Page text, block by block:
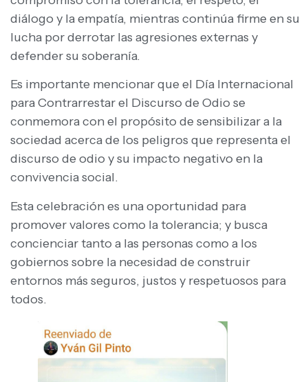
diálogo y la empatía, mientras continúa firme en su
lucha por derrotar las agresiones externas y
defender su soberanía.
Es importante mencionar que el Día Internacional
para Contrarrestar el Discurso de Odio se
conmemora con el propósito de sensibilizar a la
sociedad acerca de los peligros que representa el
discurso de odio y su impacto negativo en la
convivencia social.
Esta celebración es una oportunidad para
promover valores como la tolerancia; y busca
concienciar tanto a las personas como a los
gobiernos sobre la necesidad de construir
entornos más seguros, justos y respetuosos para
todos.